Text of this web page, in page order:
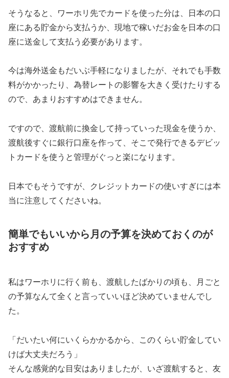
そうなると、ワーホリ先でカードを使った分は、日本の口
座にある貯金から支払うか、現地で稼いだお金を日本の口
座に送金して支払う必要があります。
今は海外送金もだいぶ手軽になりましたが、それでも手数
料がかかったり、為替レートの影響を大きく受けたりする
ので、あまりおすすめはできません。
ですので、渡航前に換金して持っていった現金を使うか、
渡航後すぐに銀行口座を作って、そこで発行できるデビッ
トカードを使うと管理がぐっと楽になります。
日本でもそうですが、クレジットカードの使いすぎには本
当に注意してくださいね。
簡単でもいいから月の予算を決めておくのが
おすすめ
私はワーホリに行く前も、渡航したばかりの頃も、月ごと
の予算なんて全くと言っていいほど決めていませんでし
た。
「だいたい何にいくらかかるから、このくらい貯金してい
けば大丈夫だろう」
そんな感覚的な目安はありましたが、いざ渡航すると、友